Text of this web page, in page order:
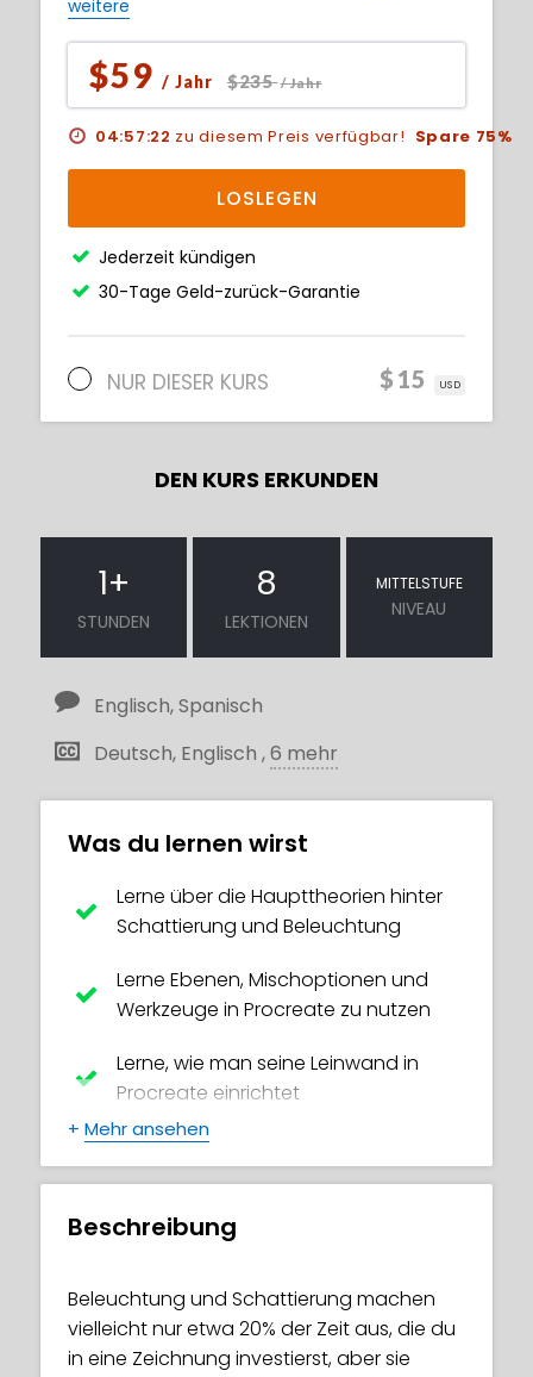
weitere
$59 / Jahr $235/ Jahr
04:57:21 zu diesem Preis verfügbar! Spare 75%
LOSLEGEN
Jederzeit kündigen
30-Tage Geld-zurück-Garantie
NUR DIESER KURS $15 USD
DEN KURS ERKUNDEN
1+
STUNDEN
8
LEKTIONEN
MITTELSTUFE
NIVEAU
Englisch, Spanisch
Deutsch, Englisch ,6 mehr
Was du lernen wirst
Lerne über die Haupttheorien hinter
Schattierung und Beleuchtung
Lerne Ebenen, Mischoptionen und
Werkzeuge in Procreate zu nutzen
Lerne, wie man seine Leinwand in
Procreate einrichtet
Lerne, verschiedene Schattenarten
Lichtsetups
Wie dramatische Licht-Setups deine
+ Mehr ansehen
Beschreibung
Beleuchtung und Schattierung machen
vielleicht nur etwa 20% der Zeit aus, die du
in eine Zeichnung investierst, aber sie